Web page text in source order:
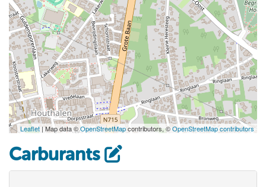
Leaflet | Map data ©OpenStreetMapcontributors, ©OpenStreetMap contributors
Carburants